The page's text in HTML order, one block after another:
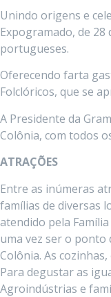
Unindo origens e
Expogramado, de
portugueses.
Oferecendo farta
Folclóricos, que se
A Presidente da
Colônia, com todos
ATRAÇÕES
Entre as inúmeras
famílias de diversas
atendido pela
uma vez ser o ponto
Colônia. As
Para degustar as
Agroindústrias e